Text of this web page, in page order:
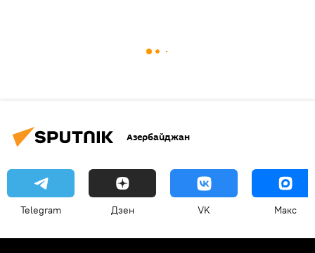
Азербайджан
Telegram Дзен VK Макс